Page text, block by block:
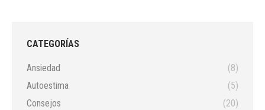
CATEGORÍAS
Ansiedad
(8)
Autoestima
(5)
Consejos
(20)